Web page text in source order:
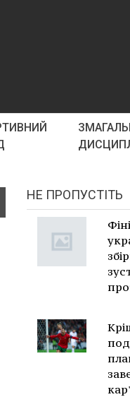
НЕ ПРОПУСТІТЬ